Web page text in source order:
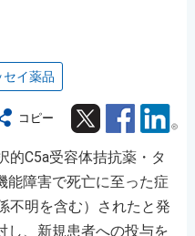
セイ薬品
コピー Twitter Facebook
的C5a受容体拮抗薬・タ
能障害で死亡に至った症
不明を含む）されたと発
し、新規患者への投与を